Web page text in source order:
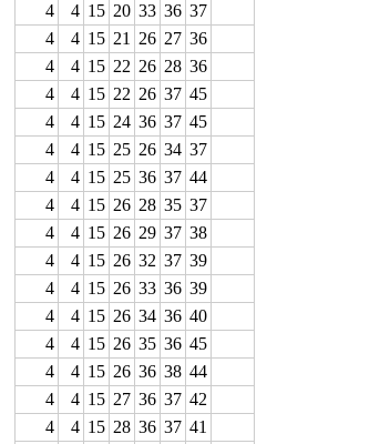
4
4 15 20 33 36 37
4
4 15 21 26 27 36
4
4 15 22 26 28 36
4
4 15 22 26 37 45
4
4 15 24 36 37 45
4
4 15 25 26 34 37
4
4 15 25 36 37 44
4
4 15 26 28 35 37
4
4 15 26 29 37 38
4
4 15 26 32 37 39
4
4 15 26 33 36 39
4
4 15 26 34 36 40
4
4 15 26 35 36 45
4
4 15 26 36 38 44
4
4 15 27 36 37 42
4
4 15 28 36 37 41